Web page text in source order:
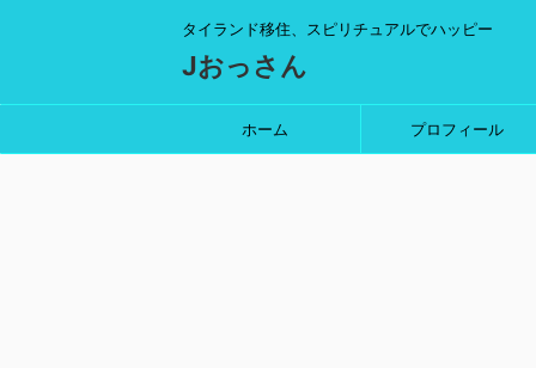
タイランド移住、スピリチュアルでハッピー
Jおっさん
ホーム プロフィール